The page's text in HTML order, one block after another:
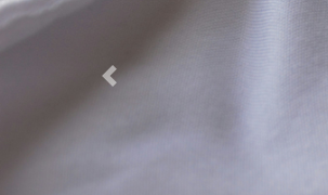
Anterior